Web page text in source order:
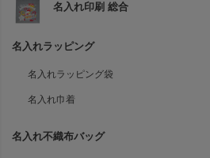
名入れ印刷 総合
名入れラッピング
名入れラッピング袋
名入れ巾着
名入れ不織布バッグ